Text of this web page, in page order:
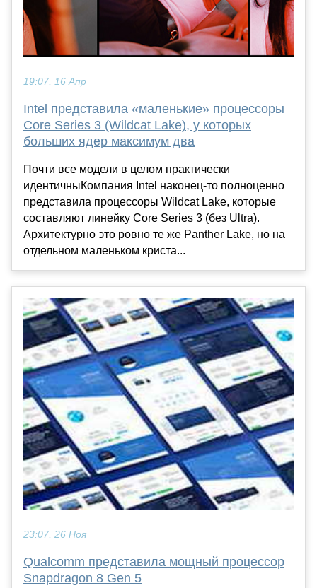
19:07, 16 Апр
Intel представила «маленькие» процессоры
Core Series 3 (Wildcat Lake), у которых
больших ядер максимум два
Почти все модели в целом практически
идентичныКомпания Intel наконец-то полноценно
представила процессоры Wildcat Lake, которые
составляют линейку Core Series 3 (без Ultra).
Архитектурно это ровно те же Panther Lake, но на
отдельном маленьком криста...
23:07, 26 Ноя
Qualcomm представила мощный процессор
Snapdragon 8 Gen 5